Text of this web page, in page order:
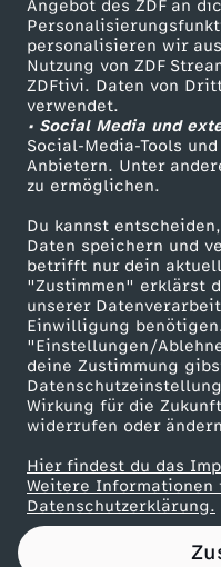
Angebot des ZDF an
personalisieren wir
Nutzung von ZDF
ZDFtivi. Daten von
verwendet.
• Social Media und
Social-Media-Tools
Anbietern. Unter
zu ermöglichen.
Du kannst
Daten speichern und
betrifft nur dein
"Zustimmen" erklärst
unserer
Einwilligung
"Einstellungen/
deine Zustimmung
Wirkung für die
widerrufen oder
Hier findest du das
Weitere
Datenschutzerklärung.
o
r
i
l
l
a
s
s
i
n
TV-Programm
ZDF Unternehmen
Karriere
ZDF goes Schule
Werbefernsehen
Mainzelmännchen
Partner